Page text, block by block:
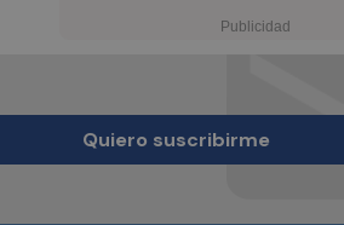
Quiero suscribirme